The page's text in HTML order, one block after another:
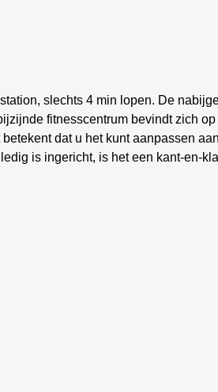
slechts 4 min lopen. De
fitnesscentrum bevindt zich
dat u het kunt aanpassen
is ingericht, is het een kant-en-